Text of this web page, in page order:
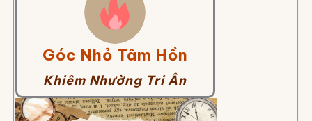
Góc Nhỏ Tâm Hồn
Khiêm Nhường Tri Ân